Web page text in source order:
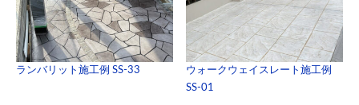
ランバリット施工例 SS-33
ウォークウェイスレート施工例
SS-01